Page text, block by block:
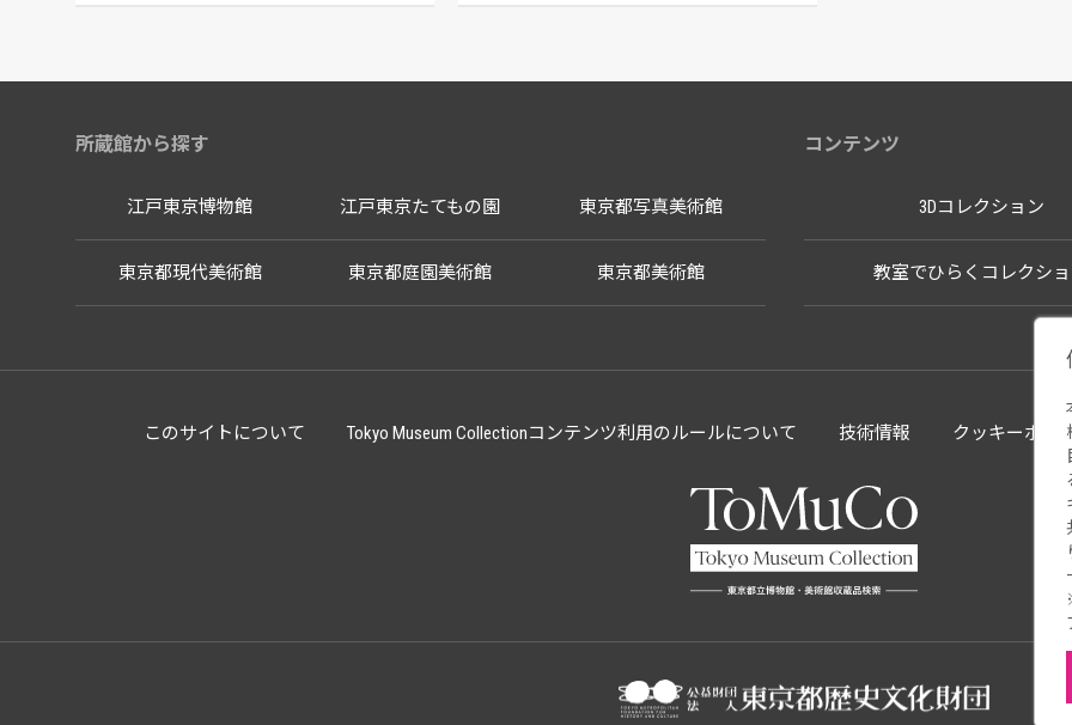
所蔵館から探す
江戸東京博物館 江戸東京たてもの園 東京都写真美術館
東京都現代美術館 東京都庭園美術館 東京都美術館
コンテンツ
3Dコレクション
教室でひらくコレクシ
このサイトについて Tokyo Museum Collectionコンテンツ利用のルールについて 技術情報 クッキーポリ